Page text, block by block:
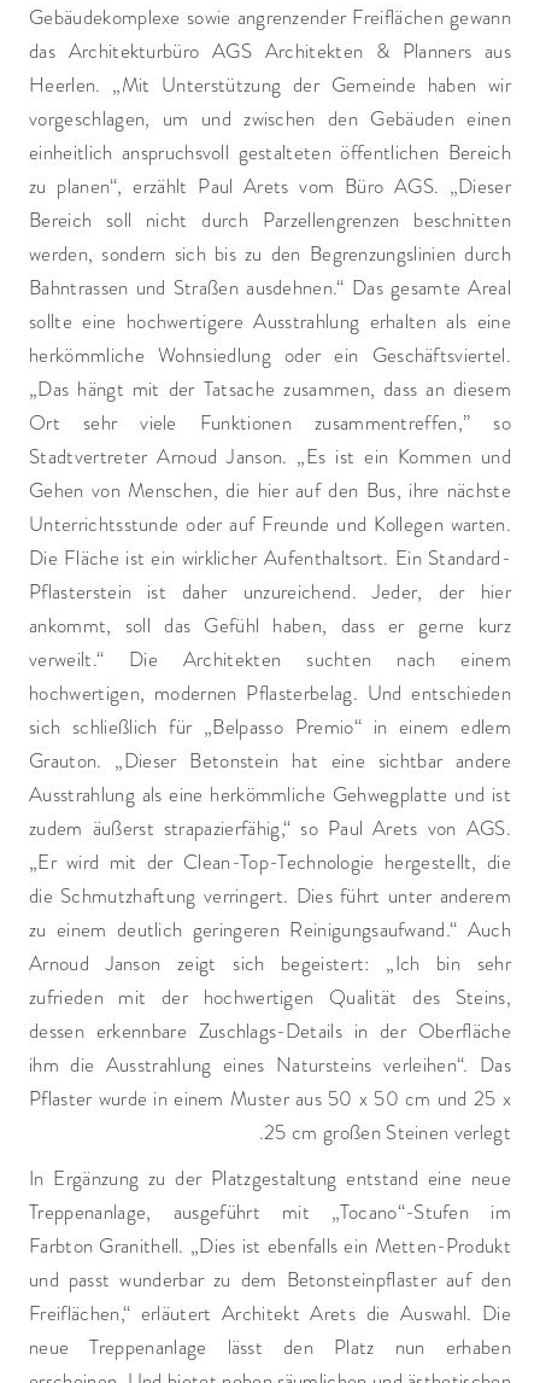
Gebäudekomplexe sowie angrenzender Freiflächen gewann
das Architekturbüro AGS Architekten & Planners aus
Heerlen. „Mit Unterstützung der Gemeinde haben wir
vorgeschlagen, um und zwischen den Gebäuden einen
einheitlich anspruchsvoll gestalteten öffentlichen Bereich
zu planen“, erzählt Paul Arets vom Büro AGS. „Dieser
Bereich soll nicht durch Parzellengrenzen beschnitten
werden, sondern sich bis zu den Begrenzungslinien durch
Bahntrassen und Straßen ausdehnen.“ Das gesamte Areal
sollte eine hochwertigere Ausstrahlung erhalten als eine
herkömmliche Wohnsiedlung oder ein Geschäftsviertel.
„Das hängt mit der Tatsache zusammen, dass an diesem
Ort sehr viele Funktionen zusammentreffen,” so
Stadtvertreter Arnoud Janson. „Es ist ein Kommen und
Gehen von Menschen, die hier auf den Bus, ihre nächste
Unterrichtsstunde oder auf Freunde und Kollegen warten.
Die Fläche ist ein wirklicher Aufenthaltsort. Ein Standard-
Pflasterstein ist daher unzureichend. Jeder, der hier
ankommt, soll das Gefühl haben, dass er gerne kurz
verweilt.“ Die Architekten suchten nach einem
hochwertigen, modernen Pflasterbelag. Und entschieden
sich schließlich für „Belpasso Premio“ in einem edlem
Grauton. „Dieser Betonstein hat eine sichtbar andere
Ausstrahlung als eine herkömmliche Gehwegplatte und ist
zudem äußerst strapazierfähig,“ so Paul Arets von AGS.
„Er wird mit der Clean-Top-Technologie hergestellt, die
die Schmutzhaftung verringert. Dies führt unter anderem
zu einem deutlich geringeren Reinigungsaufwand.“ Auch
Arnoud Janson zeigt sich begeistert: „Ich bin sehr
zufrieden mit der hochwertigen Qualität des Steins,
dessen erkennbare Zuschlags-Details in der Oberfläche
ihm die Ausstrahlung eines Natursteins verleihen“. Das
Pflaster wurde in einem Muster aus 50 x 50 cm und 25 x
25 cm großen Steinen verlegt.
In Ergänzung zu der Platzgestaltung entstand eine neue
Treppenanlage, ausgeführt mit „Tocano“-Stufen im
Farbton Granithell. „Dies ist ebenfalls ein Metten-Produkt
und passt wunderbar zu dem Betonsteinpflaster auf den
Freiflächen,“ erläutert Architekt Arets die Auswahl. Die
neue Treppenanlage lässt den Platz nun erhaben